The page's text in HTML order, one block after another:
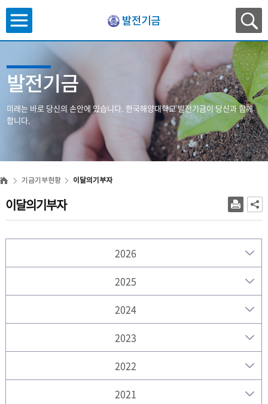
발전기금
발전기금
미래는 바로 당신의 손안에 있습니다. 한국해양대학교 발전기금이 당신과 함께
합니다.
기금기부현황 이달의기부자
이달의기부자
2026
2025
2024
2023
2022
2021